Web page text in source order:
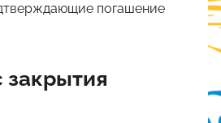
погашение
закрытия